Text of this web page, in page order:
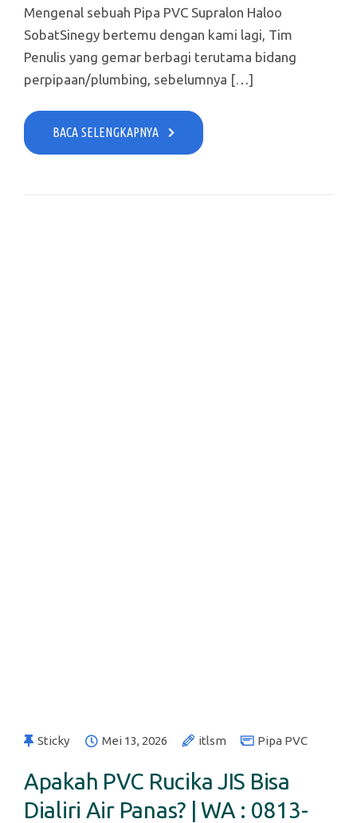
Mengenal sebuah Pipa PVC Supralon Haloo
SobatSinegy bertemu dengan kami lagi, Tim
Penulis yang gemar berbagi terutama bidang
perpipaan/plumbing, sebelumnya […]
BACA SELENGKAPNYA
Sticky Mei 13, 2026 itlsm Pipa PVC
Apakah PVC Rucika JIS Bisa
Dialiri Air Panas? | WA : 0813-